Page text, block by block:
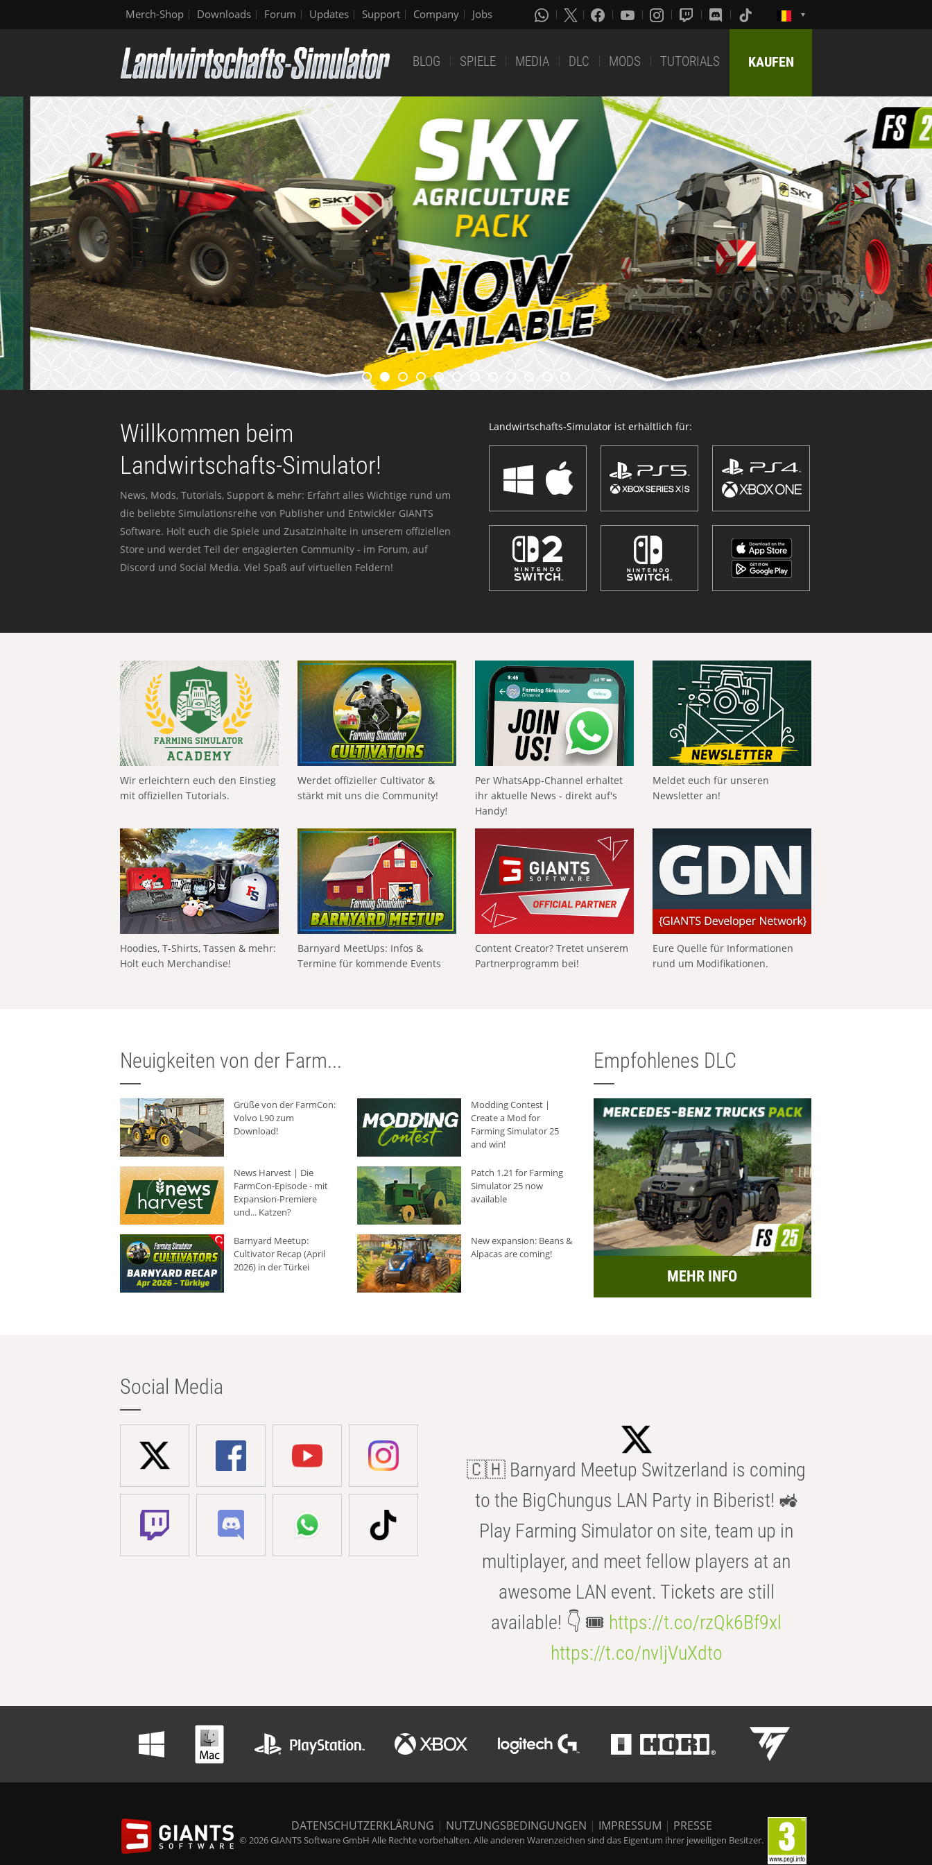
Merch-Shop Downloads Forum Updates Support Company Jobs
BLOG SPIELE MEDIA DLC MODS TUTORIALS KAUFEN
Willkommen beim
Landwirtschafts-Simulator!
News, Mods, Tutorials, Support & mehr: Erfahrt alles Wichtige rund um
die beliebte Simulationsreihe von Publisher und Entwickler GIANTS
Software. Holt euch die Spiele und Zusatzinhalte in unserem offiziellen
Store und werdet Teil der engagierten Community - im Forum, auf
Discord und Social Media. Viel Spaß auf virtuellen Feldern!
Landwirtschafts-Simulator ist erhältlich für:
Wir erleichtern euch den Einstieg
mit offiziellen Tutorials.
Werdet offizieller Cultivator &
stärkt mit uns die Community!
Per WhatsApp-Channel erhaltet
ihr aktuelle News - direkt auf's
Handy!
Meldet euch für unseren
Newsletter an!
Hoodies, T-Shirts, Tassen & mehr:
Holt euch Merchandise!
Barnyard MeetUps: Infos &
Termine für kommende Events
Content Creator? Tretet unserem
Partnerprogramm bei!
Eure Quelle für Informationen
rund um Modifikationen.
Neuigkeiten von der Farm...
Grüße von der FarmCon:
Volvo L90 zum
Download!
Modding Contest |
Create a Mod for
Farming Simulator 25
and win!
News Harvest | Die
FarmCon-Episode - mit
Expansion-Premiere
und... Katzen?
Patch 1.21 for Farming
Simulator 25 now
available
Barnyard Meetup:
Cultivator Recap (April
2026) in der Türkei
New expansion: Beans &
Alpacas are coming!
Empfohlenes DLC
MEHR INFO
Social Media
🇨🇭 Barnyard Meetup Switzerland is coming
to the BigChungus LAN Party in Biberist! 🚜
Play Farming Simulator on site, team up in
multiplayer, and meet fellow players at an
awesome LAN event. Tickets are still
available! 👇 🎟️ https://t.co/rzQk6Bf9xl
https://t.co/nvIjVuXdto
DATENSCHUTZERKLÄRUNG | NUTZUNGSBEDINGUNGEN | IMPRESSUM | PRESSE
© 2026 GIANTS Software GmbH Alle Rechte vorbehalten. Alle anderen Warenzeichen sind das Eigentum ihrer jeweiligen Besitzer.